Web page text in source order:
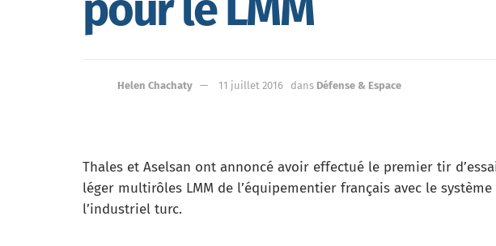
Helen Chachaty 11 juillet 2016 dans Défense & Espace
Thales et Aselsan ont annoncé avoir effectué le premier tir
léger multirôles LMM de l’équipementier français avec le système
l’industriel turc.